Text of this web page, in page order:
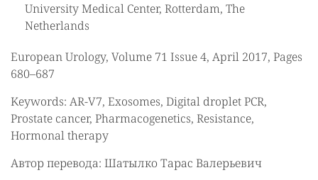
University Medical Center, Rotterdam, The
Netherlands
European Urology, Volume 71 Issue 4, April 2017, Pages
680–687
Keywords: AR-V7, Exosomes, Digital droplet PCR,
Prostate cancer, Pharmacogenetics, Resistance,
Hormonal therapy
Автор перевода: Шатылко Тарас Валерьевич